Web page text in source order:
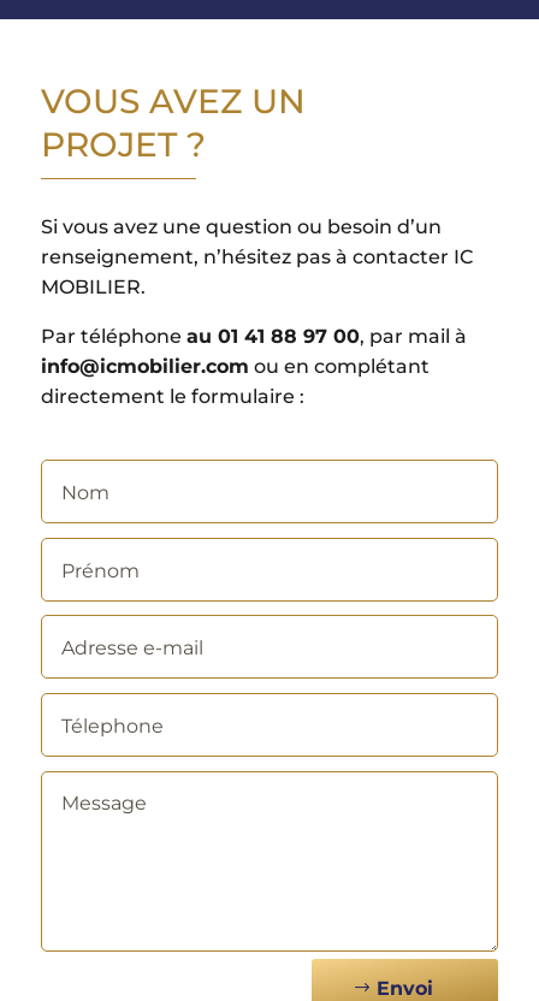
VOUS AVEZ UN
PROJET ?
Si vous avez une question ou besoin d’un
renseignement, n’hésitez pas à contacter IC
MOBILIER.
Par téléphone au 01 41 88 97 00, par mail à
info@icmobilier.com ou en complétant
directement le formulaire :
Envoi